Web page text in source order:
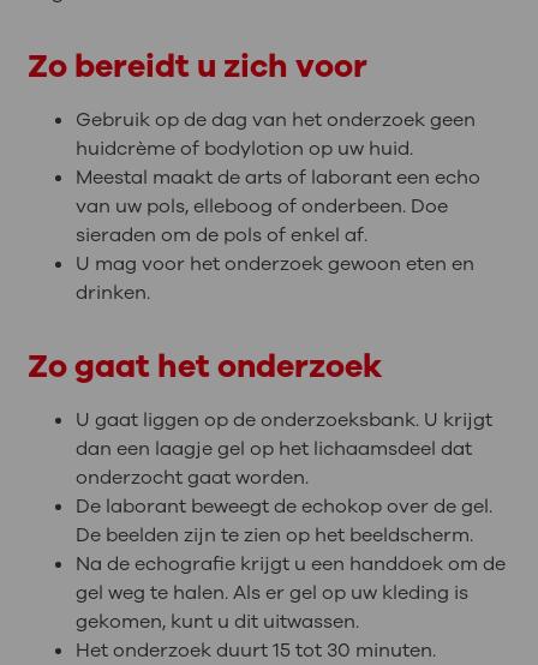
Zo bereidt u zich voor
Gebruik op de dag van het onderzoek geen
huidcrème of bodylotion op uw huid.
Meestal maakt de arts of laborant een echo
van uw pols, elleboog of onderbeen. Doe
sieraden om de pols of enkel af.
U mag voor het onderzoek gewoon eten en
drinken.
Zo gaat het onderzoek
U gaat liggen op de onderzoeksbank. U krijgt
dan een laagje gel op het lichaamsdeel dat
onderzocht gaat worden.
De laborant beweegt de echokop over de gel.
De beelden zijn te zien op het beeldscherm.
Na de echografie krijgt u een handdoek om de
gel weg te halen. Als er gel op uw kleding is
gekomen, kunt u dit uitwassen.
Het onderzoek duurt 15 tot 30 minuten.